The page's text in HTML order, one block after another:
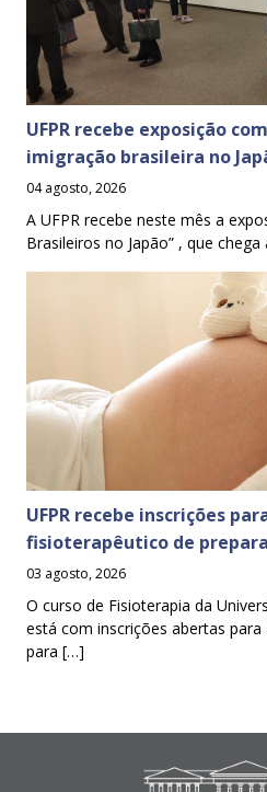
UFPR recebe exposição
imigração brasileira no
04 agosto, 2026
A UFPR recebe neste mês a
Brasileiros no Japão” , que
UFPR recebe inscrições
fisioterapêutico de
03 agosto, 2026
O curso de Fisioterapia da
está com inscrições abertas
para […]